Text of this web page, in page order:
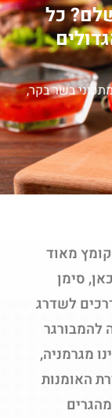
כל
בשר בקר,
מאוד
סימן
לשדרג
להמבורגר
מגרמניה,
האומנות